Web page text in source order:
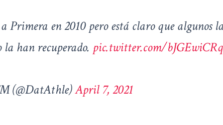
Primera en 2010 pero está claro que algunos
han recuperado. pic.twitter.com/
(@DatAthle)April 7, 2021